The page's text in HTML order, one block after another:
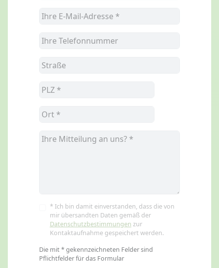
* Ich bin damit einverstanden, dass die von
mir übersandten Daten gemäß der
Datenschutzbestimmungen zur
Kontaktaufnahme gespeichert werden.
Die mit * gekennzeichneten Felder sind
Pflichtfelder für das Formular